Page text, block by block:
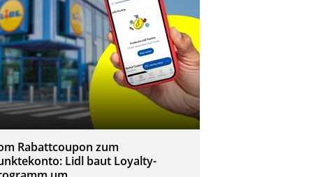
Rabattcoupon zum
Lidl baut Loyalty-